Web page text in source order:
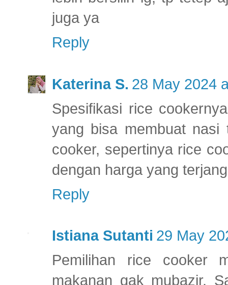
juga ya
Reply
Katerina S. 28 May 2024
Spesifikasi rice
yang bisa membuat
cooker, sepertinya rice
dengan harga yang
Reply
Istiana Sutanti 29 May
Pemilihan rice cooker
makanan gak mubazir.